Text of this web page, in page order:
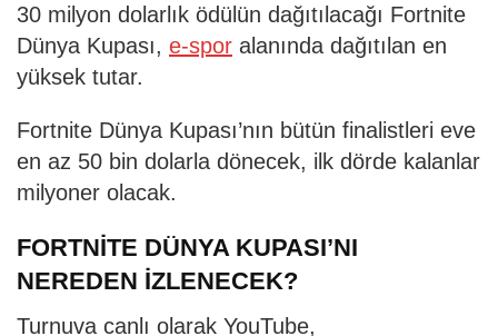
30 milyon dolarlık ödülün dağıtılacağı Fortnite
Dünya Kupası, e-spor alanında dağıtılan en
yüksek tutar.
Fortnite Dünya Kupası’nın bütün finalistleri eve
en az 50 bin dolarla dönecek, ilk dörde kalanlar
milyoner olacak.
FORTNİTE DÜNYA KUPASI’NI
NEREDEN İZLENECEK?
Turnuva canlı olarak YouTube,